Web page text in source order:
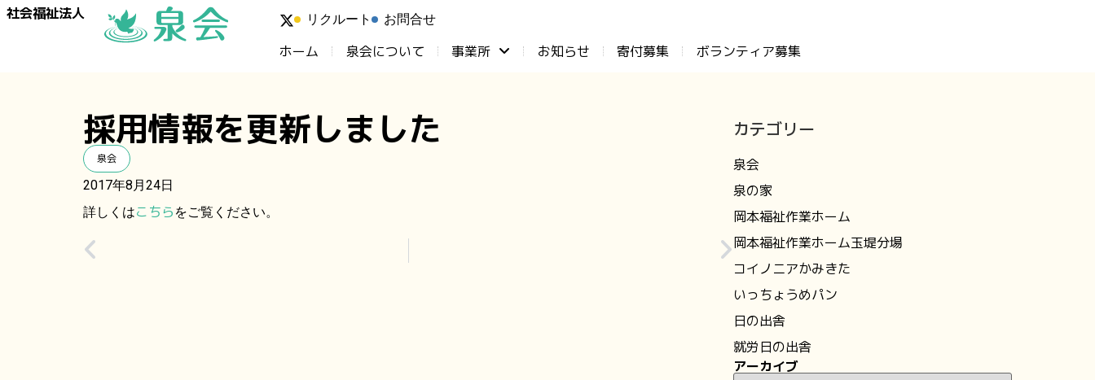
社会福祉法人 リクルート お問合せ
ホーム 泉会について 事業所 お知らせ ⁨寄付募集 ボランティア募集
採用情報を更新しました
泉会
2017年8月24日
詳しくはこちら をご覧ください。
カテゴリー
泉会
泉の家
岡本福祉作業ホーム
岡本福祉作業ホーム玉堤分場
コイノニアかみきた
いっちょうめパン
日の出舎
就労日の出舎
アーカイブ